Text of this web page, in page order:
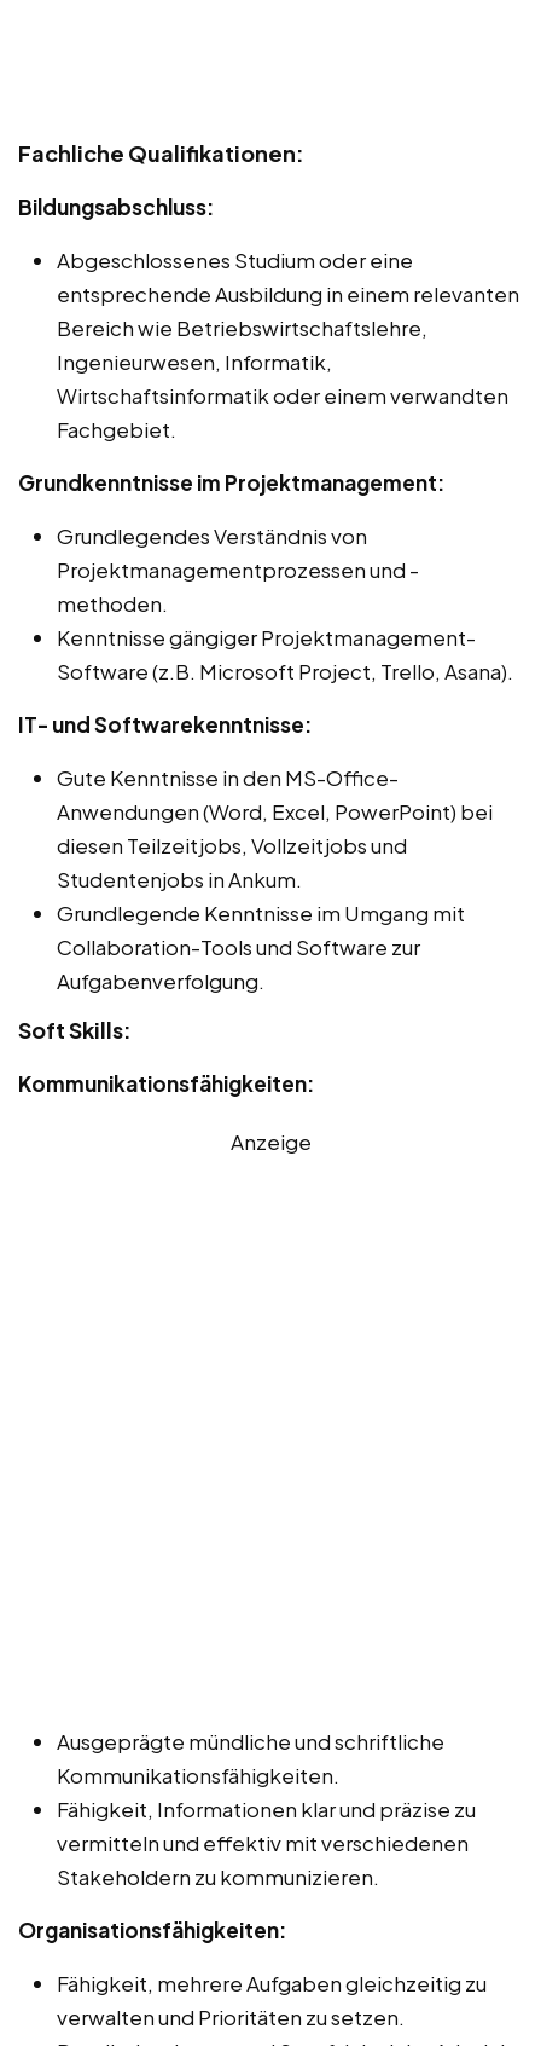
Fachliche Qualifikationen:
Bildungsabschluss:
Abgeschlossenes Studium oder eine
entsprechende Ausbildung in einem relevanten
Bereich wie Betriebswirtschaftslehre,
Ingenieurwesen, Informatik,
Wirtschaftsinformatik oder einem verwandten
Fachgebiet.
Grundkenntnisse im Projektmanagement:
Grundlegendes Verständnis von
Projektmanagementprozessen und -
methoden.
Kenntnisse gängiger Projektmanagement-
Software (z.B. Microsoft Project, Trello, Asana).
IT- und Softwarekenntnisse:
Gute Kenntnisse in den MS-Office-
Anwendungen (Word, Excel, PowerPoint) bei
diesen Teilzeitjobs, Vollzeitjobs und
Studentenjobs in Ankum.
Grundlegende Kenntnisse im Umgang mit
Collaboration-Tools und Software zur
Aufgabenverfolgung.
Soft Skills:
Kommunikationsfähigkeiten:
Anzeige
Ausgeprägte mündliche und schriftliche
Kommunikationsfähigkeiten.
Fähigkeit, Informationen klar und präzise zu
vermitteln und effektiv mit verschiedenen
Stakeholdern zu kommunizieren.
Organisationsfähigkeiten:
Fähigkeit, mehrere Aufgaben gleichzeitig zu
verwalten und Prioritäten zu setzen.